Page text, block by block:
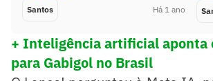
Santos Há 1 ano
+ Inteligência artificial aponta
para Gabigol no Brasil